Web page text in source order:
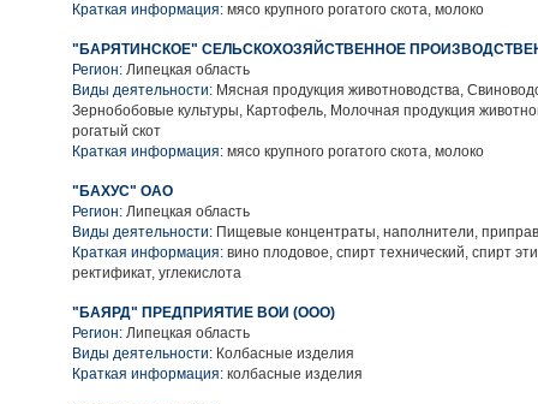
Краткая информация: мясо крупного рогатого скота, молоко
"БАРЯТИНСКОЕ" СЕЛЬСКОХОЗЯЙСТВЕННОЕ
Регион: Липецкая область
Виды деятельности: Мясная продукция животноводства,
Зернобобовые культуры, Картофель, Молочная продукция
рогатый скот
Краткая информация: мясо крупного рогатого скота, молоко
"БАХУС" ОАО
Регион: Липецкая область
Виды деятельности: Пищевые концентраты, наполнители,
Краткая информация: вино плодовое, спирт технический, спирт
ректификат, углекислота
"БАЯРД" ПРЕДПРИЯТИЕ ВОИ (ООО)
Регион: Липецкая область
Виды деятельности: Колбасные изделия
Краткая информация: колбасные изделия